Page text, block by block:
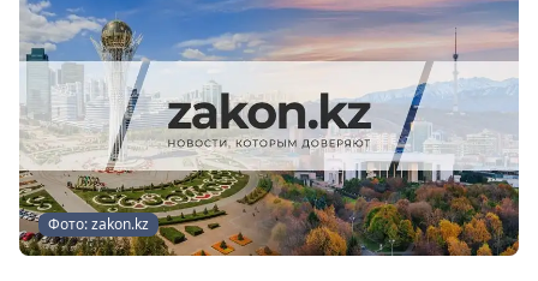
Фото: zakon.kz